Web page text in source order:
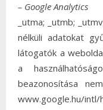
– Google Analytics
_utma; _utmb;
nélküli adatokat
látogatók a
a
beazonosítása
www.google.hu/